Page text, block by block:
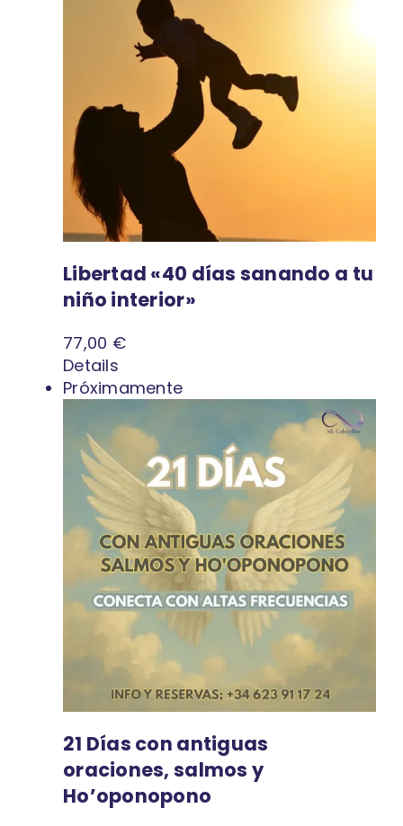
Libertad «40 días sanando a tu
niño interior»
77,00 €
Details
Próximamente
21 Días con antiguas
oraciones, salmos y
Ho’oponopono